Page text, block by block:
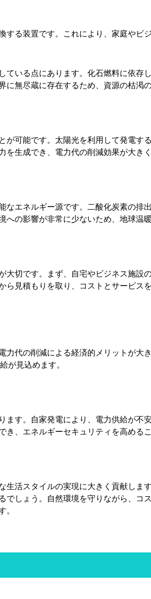
る装置です。これにより、家庭やビ
いる点にあります。化石燃料に依存
無尽蔵に存在するため、資源の枯渇
可能です。太陽光を利用して発電す
生成でき、電力代の削減効果が大きく
エネルギー源です。二酸化炭素の排
の影響が非常に少ないため、地球温
切です。まず、自宅やビジネス施設
見積もりを取り、コストとサービス
代の削減による経済的メリットが大
が見込めます。
す。自家発電により、電力供給が不
、エネルギーセキュリティを高めるこ
活スタイルの実現に大きく貢献しま
しょう。自然環境を守りながら、コ